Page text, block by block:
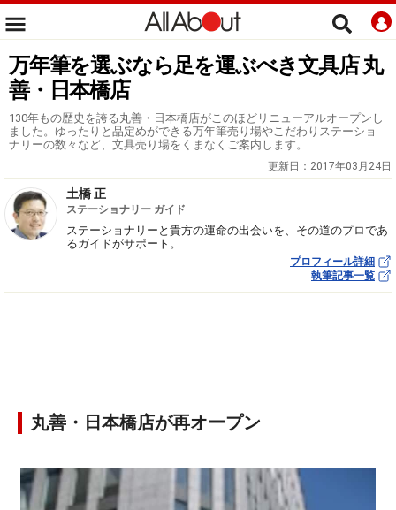
万年筆を選ぶなら足を運ぶべき文具店 丸
善・日本橋店
130年もの歴史を誇る丸善・日本橋店がこのほどリニューアルオープンし
ました。ゆったりと品定めができる万年筆売り場やこだわりステーショ
ナリーの数々など、文具売り場をくまなくご案内します。
更新日： 2017年03月24日
土橋 正
ステーショナリー ガイド
ステーショナリーと貴方の運命の出会いを、その道のプロであ
るガイドがサポート。
プロフィール詳細
執筆記事一覧
丸善・日本橋店が再オープン